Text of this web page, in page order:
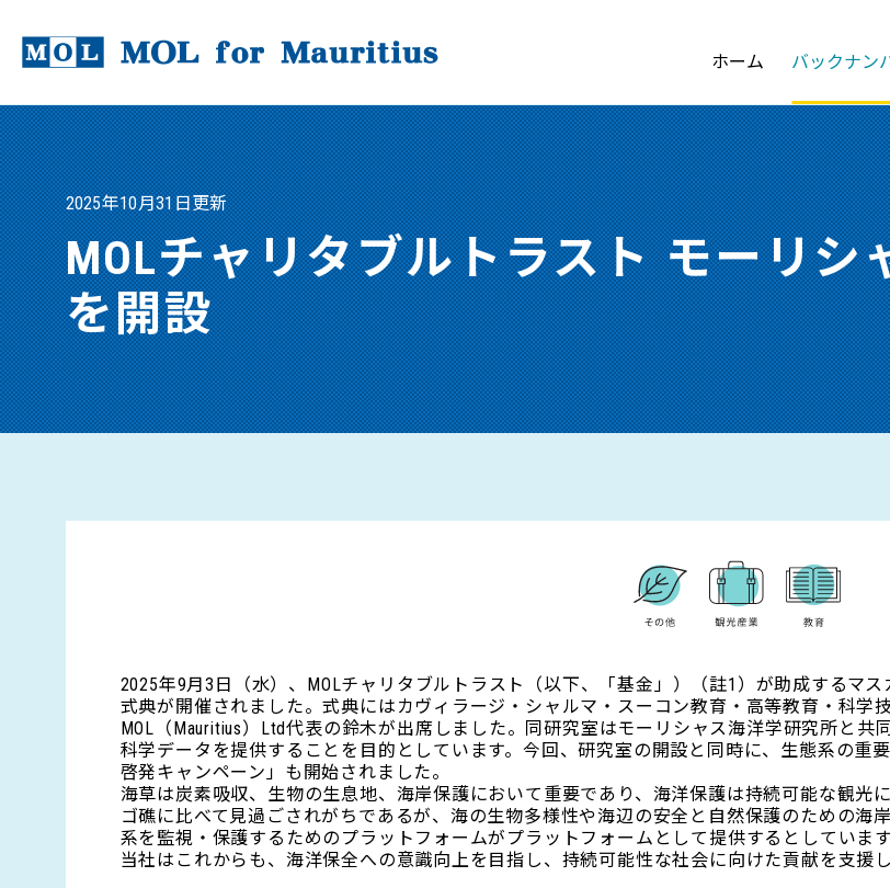
ホーム バックナン
2025年10月31日更新
MOLチャリタブルトラスト モーリ
を開設
2025年9月3日（水）、MOLチャリタブルトラスト（以下、「基金」）（註1）が助成するマ
式典が開催されました。式典にはカヴィラージ・シャルマ・スーコン教育・高等教育・科学
MOL（Mauritius）Ltd代表の鈴木が出席しました。同研究室はモーリシャス海洋学研究所と
科学データを提供することを目的としています。今回、研究室の開設と同時に、生態系の重
啓発キャンペーン」も開始されました。
海草は炭素吸収、生物の生息地、海岸保護において重要であり、海洋保護は持続可能な観光
ゴ礁に比べて見過ごされがちであるが、海の生物多様性や海辺の安全と自然保護のための海
系を監視・保護するためのプラットフォームがプラットフォームとして提供するとしています
当社はこれからも、海洋保全への意識向上を目指し、持続可能性な社会に向けた貢献を支援し